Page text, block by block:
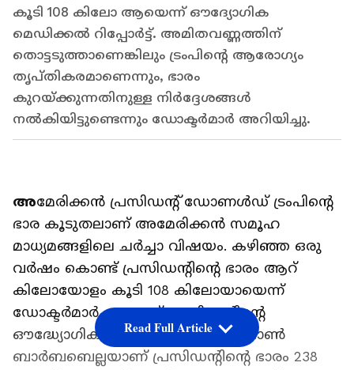
കൂടി 108 കിലോ ആയെന്ന് ഔദ്യോഗിക
മെഡിക്കൽ റിപ്പോർട്ട്. അമിതവണ്ണത്തിന്
തൊട്ടടുത്താണെങ്കിലും ട്രംപിന്റെ ആരോഗ്യം
തൃപ്തികരമാണെന്നും, ഭാരം
കുറയ്ക്കുന്നതിനുള്ള നിർദ്ദേശങ്ങൾ
നൽകിയിട്ടുണ്ടെന്നും ഡോക്ടർമാർ അറിയിച്ചു.
അമേരിക്കൻ പ്രസിഡന്‍റ് ഡോണൾഡ് ട്രംപിന്‍റെ
ഭാര കൂടുതലാണ് അമേരിക്കൻ സമൂഹ
മാധ്യമങ്ങളിലെ ചർച്ചാ വിഷയം. കഴിഞ്ഞ ഒരു
വർഷം കൊണ്ട് പ്രസിഡന്‍റിന്‍റെ ഭാരം ആറ്
കിലോയോളം കൂടി 108 കിലോയായെന്ന്
ഡോക്ടർമാർ. യുഎസ് പ്രസിഡന്‍റിന്‍റെ
ഔദ്ധ്യോഗിക ഡോക്ടറായ ഡോ. ഷോൺ
ബാർബബെല്ലയാണ് പ്രസിഡന്‍റിന്‍റെ ഭാരം 238
Read Full Article